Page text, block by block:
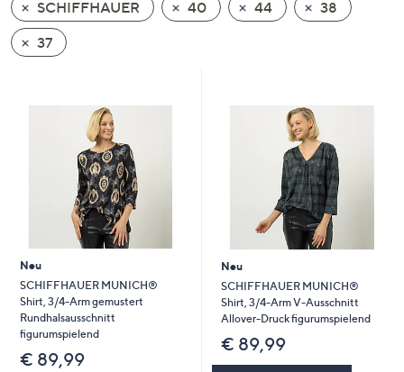
oder
wischen
Sie
diese
anzuzeigen.
SCHIFFHAUER
40 44
38
37
Neu
SCHIFFHAUER MUNICH®
Shirt, 3/4-Arm gemustert
Rundhalsausschnitt
figurumspielend
€ 89,99
Neu
SCHIFFHAUER MUNICH®
Shirt, 3/4-Arm V-Ausschnitt
Allover-Druck figurumspielend
€ 89,99